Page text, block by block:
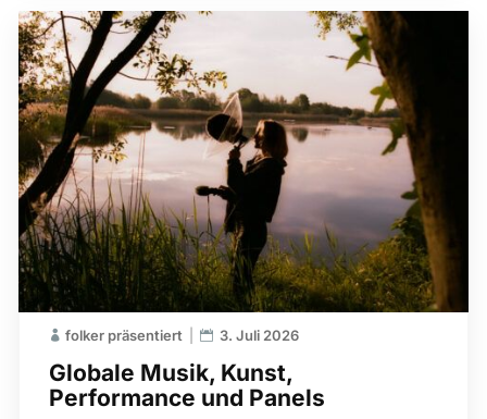
Globale Musik, Kunst,
Performance und Panels
folker präsentiert 3. Juli 2026